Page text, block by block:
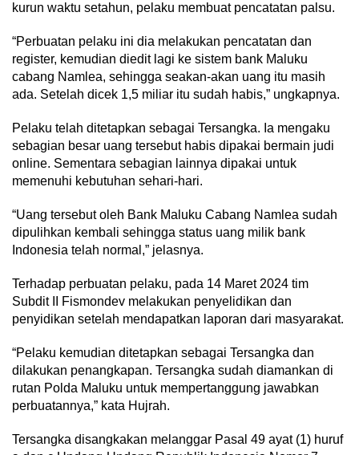
kurun waktu setahun, pelaku membuat pencatatan palsu.
“Perbuatan pelaku ini dia melakukan pencatatan dan
register, kemudian diedit lagi ke sistem bank Maluku
cabang Namlea, sehingga seakan-akan uang itu masih
ada. Setelah dicek 1,5 miliar itu sudah habis,” ungkapnya.
Pelaku telah ditetapkan sebagai Tersangka. Ia mengaku
sebagian besar uang tersebut habis dipakai bermain judi
online. Sementara sebagian lainnya dipakai untuk
memenuhi kebutuhan sehari-hari.
“Uang tersebut oleh Bank Maluku Cabang Namlea sudah
dipulihkan kembali sehingga status uang milik bank
Indonesia telah normal,” jelasnya.
Terhadap perbuatan pelaku, pada 14 Maret 2024 tim
Subdit II Fismondev melakukan penyelidikan dan
penyidikan setelah mendapatkan laporan dari masyarakat.
“Pelaku kemudian ditetapkan sebagai Tersangka dan
dilakukan penangkapan. Tersangka sudah diamankan di
rutan Polda Maluku untuk mempertanggung jawabkan
perbuatannya,” kata Hujrah.
Tersangka disangkakan melanggar Pasal 49 ayat (1) huruf